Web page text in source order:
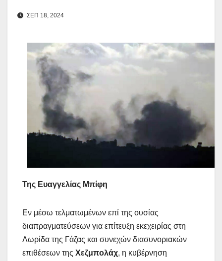
ΣΕΠ 18, 2024
Της Ευαγγελίας Μπίφη
Εν μέσω τελματωμένων επί της ουσίας
διαπραγματεύσεων για επίτευξη εκεχειρίας στη
Λωρίδα της Γάζας και συνεχών διασυνοριακών
επιθέσεων της Χεζμπολάχ, η κυβέρνηση